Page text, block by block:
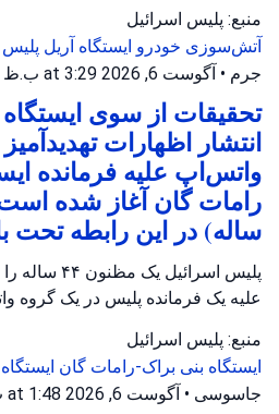
منبع: پلیس اسرائیل
آتش‌سوزی خودرو ایستگاه آریل پلیس
جرم • آگوست 6, 2026 at 3:29 ب.ظ
تحقیقات از سوی
انتشار اظهارات
واتس‌اپ علیه فرمانده
ساله) در این رابطه تحت
پلیس اسرائیل
علیه یک فرمانده پلیس در یک گروه
منبع: پلیس اسرائیل
ایستگاه بنی براک-رامات گان
جاسوسی • آگوست 6, 2026 at 1:48 ب.ظ